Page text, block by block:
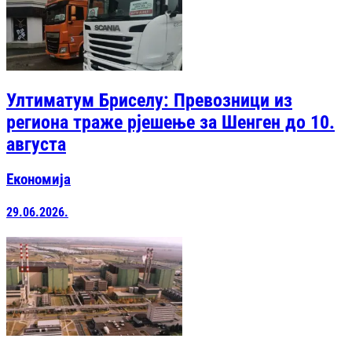
Ултиматум Бриселу: Превозници из
региона траже рјешење за Шенген до 10.
августа
Економија
29.06.2026.